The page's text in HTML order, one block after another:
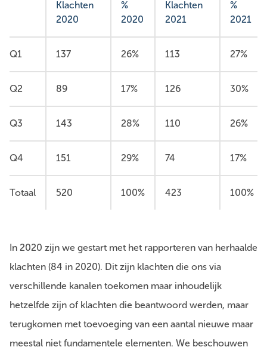
Klachten
2020
%
2020
Klachten
2021
%
2021
Q1 137 26% 113 27%
Q2 89 17% 126 30%
Q3 143 28% 110 26%
Q4 151 29% 74 17%
Totaal 520 100% 423 100%
In 2020 zijn we gestart met het rapporteren van herhaalde
klachten (84 in 2020). Dit zijn klachten die ons via
verschillende kanalen toekomen maar inhoudelijk
hetzelfde zijn of klachten die beantwoord werden, maar
terugkomen met toevoeging van een aantal nieuwe maar
meestal niet fundamentele elementen. We beschouwen